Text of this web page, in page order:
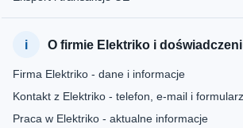
O firmie Elektriko i
Firma Elektriko - dane i informacje
Kontakt z Elektriko - telefon, e-mail i formularz
Praca w Elektriko - aktualne informacje